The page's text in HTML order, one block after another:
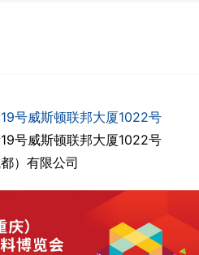
号威斯顿联邦大厦1022号
号威斯顿联邦大厦1022号
）有限公司